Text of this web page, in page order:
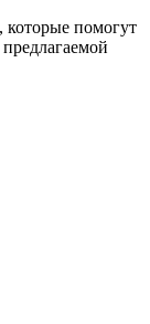
которые помогут